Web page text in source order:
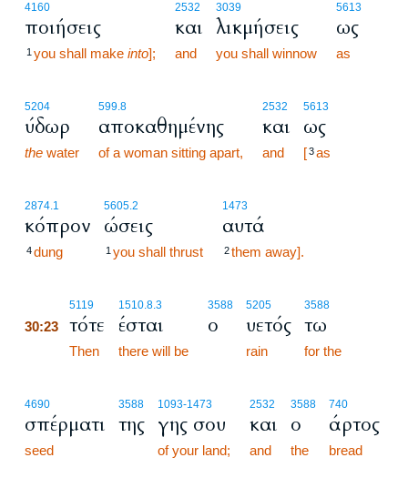
4160
ποιήσεις
1 you shall make into];
2532
και
and
3039
λικμήσεις
you shall winnow
5613
ως
as
5204
ύδωρ
the water
599.8
αποκαθημένης
of a woman sitting apart,
2532
και
and
5613
ως
[3as
2874.1
κόπρον
4dung
5605.2
ώσεις
1 you shall thrust
1473
αυτά
2them away].
5119
30:23 τότε
Then
1510.8.3
έσται
there will be
3588
ο
5205
υετός
rain
3588
τω
for the
4690
σπέρματι
seed
3588
της
1093-1473
γης σου
of your land;
2532
και
and
3588
ο
the
740
άρτος
bread